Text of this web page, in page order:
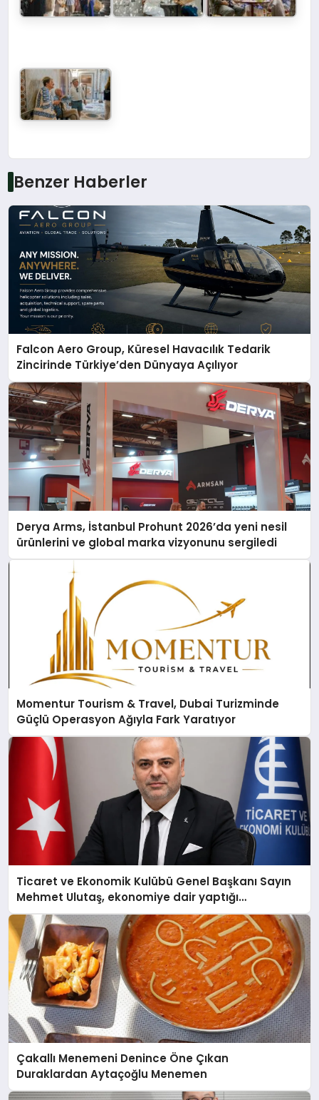
Benzer Haberler
Falcon Aero Group, Küresel Havacılık Tedarik
Zincirinde Türkiye’den Dünyaya Açılıyor
Derya Arms, İstanbul Prohunt 2026’da yeni nesil
ürünlerini ve global marka vizyonunu sergiledi
Momentur Tourism & Travel, Dubai Turizminde
Güçlü Operasyon Ağıyla Fark Yaratıyor
Ticaret ve Ekonomik Kulübü Genel Başkanı Sayın
Mehmet Ulutaş, ekonomiye dair yaptığı
açıklamada şunları kaydetti:
Çakallı Menemeni Denince Öne Çıkan
Duraklardan Aytaçoğlu Menemen